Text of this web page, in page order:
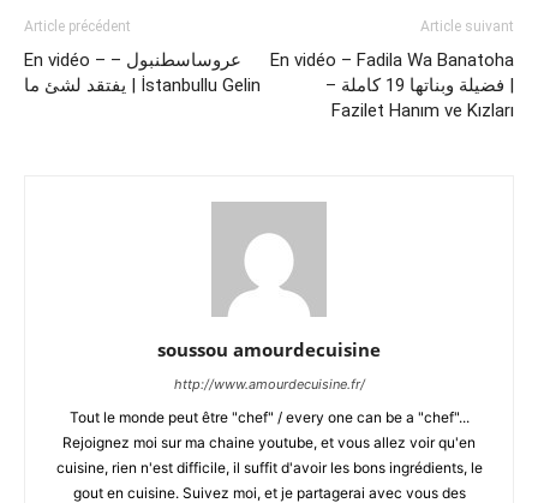
Article précédent
En vidéo – عروساسطنبول –
يفتقد لشئ ما | İstanbullu Gelin
Article suivant
En vidéo – Fadila Wa Banatoha
– فضيلة وبناتها 19 كاملة |
Fazilet Hanım ve Kızları
soussou amourdecuisine
http://www.amourdecuisine.fr/
Tout le monde peut être "chef" / every one can be a "chef"...
Rejoignez moi sur ma chaine youtube, et vous allez voir qu'en
cuisine, rien n'est difficile, il suffit d'avoir les bons ingrédients, le
gout en cuisine. Suivez moi, et je partagerai avec vous des